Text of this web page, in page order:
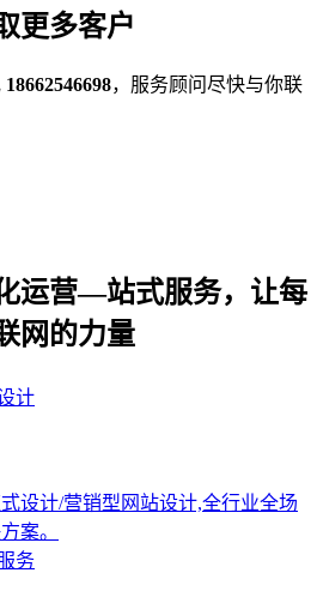
更多客户
18662546698，服务顾问尽快与你联
运营—站式服务，让每
网的力量
设计/营销型网站设计,全行业全场
案。